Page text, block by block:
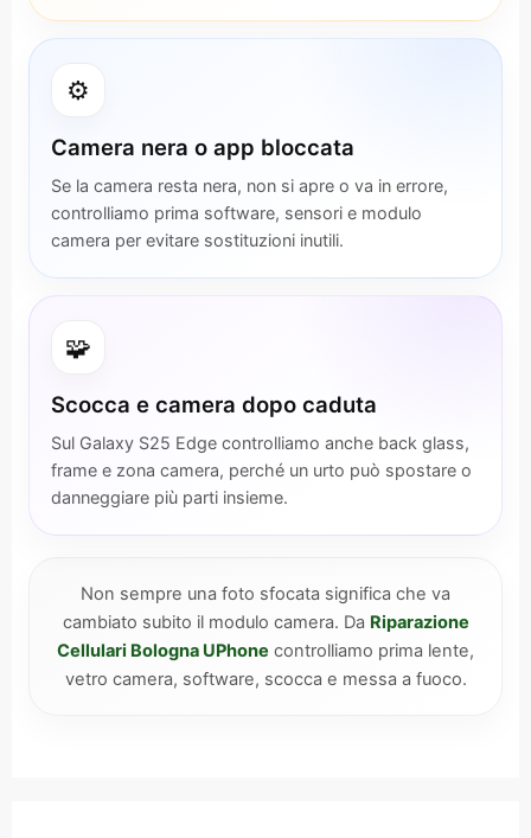
⚙️
Camera nera o app bloccata
Se la camera resta nera, non si apre o va in errore,
controlliamo prima software, sensori e modulo
camera per evitare sostituzioni inutili.
🧩
Scocca e camera dopo caduta
Sul Galaxy S25 Edge controlliamo anche back glass,
frame e zona camera, perché un urto può spostare o
danneggiare più parti insieme.
Non sempre una foto sfocata significa che va
cambiato subito il modulo camera. Da Riparazione
Cellulari Bologna UPhone controlliamo prima lente,
vetro camera, software, scocca e messa a fuoco.